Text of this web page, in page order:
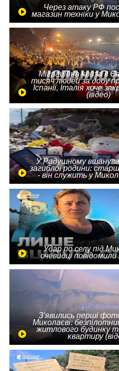
Через атаку РФ
магазин техніки у
Міграційна криза в
тисяч людей за добу
Іспанії, Італія хоче
(відео)
У Радушному
загиблої родини:
- він служить у
Удар по селу під
очевидці повідомили
З'явились перші
Миколаєві:
житлового будинку
квартиру